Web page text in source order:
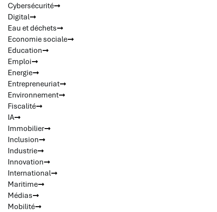
Cybersécurité
Digital
Eau et déchets
Economie sociale
Education
Emploi
Energie
Entrepreneuriat
Environnement
Fiscalité
IA
Immobilier
Inclusion
Industrie
Innovation
International
Maritime
Médias
Mobilité